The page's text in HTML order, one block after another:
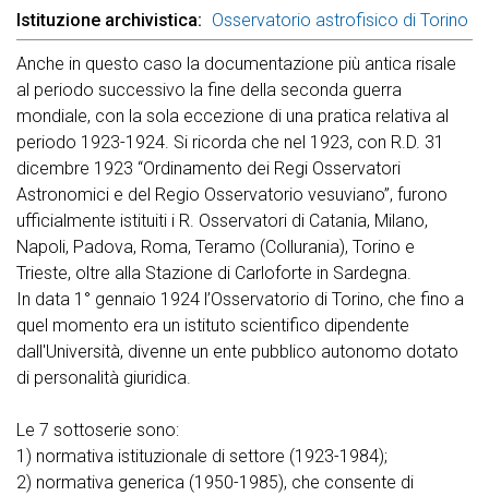
Istituzione archivistica
Osservatorio astrofisico di Torino
Anche in questo caso la documentazione più antica risale
al periodo successivo la fine della seconda guerra
mondiale, con la sola eccezione di una pratica relativa al
periodo 1923-1924. Si ricorda che nel 1923, con R.D. 31
dicembre 1923 “Ordinamento dei Regi Osservatori
Astronomici e del Regio Osservatorio vesuviano”, furono
ufficialmente istituiti i R. Osservatori di Catania, Milano,
Napoli, Padova, Roma, Teramo (Collurania), Torino e
Trieste, oltre alla Stazione di Carloforte in Sardegna.
In data 1° gennaio 1924 l’Osservatorio di Torino, che fino a
quel momento era un istituto scientifico dipendente
dall'Università, divenne un ente pubblico autonomo dotato
di personalità giuridica.
Le 7 sottoserie sono:
1) normativa istituzionale di settore (1923-1984);
2) normativa generica (1950-1985), che consente di